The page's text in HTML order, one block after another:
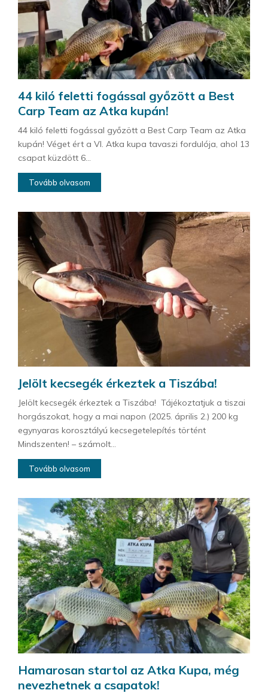
44 kiló feletti fogással győzött a Best
Carp Team az Atka kupán!
44 kiló feletti fogással győzött a Best Carp Team az Atka
kupán! Véget ért a VI. Atka kupa tavaszi fordulója, ahol 13
csapat küzdött 6...
Tovább olvasom
Jelölt kecsegék érkeztek a Tiszába!
Jelölt kecsegék érkeztek a Tiszába! Tájékoztatjuk a tiszai
horgászokat, hogy a mai napon (2025. április 2.) 200 kg
egynyaras korosztályú kecsegetelepítés történt
Mindszenten! – számolt...
Tovább olvasom
Hamarosan startol az Atka Kupa, még
nevezhetnek a csapatok!